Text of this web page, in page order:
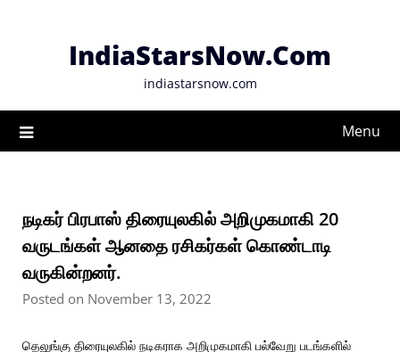
IndiaStarsNow.Com
indiastarsnow.com
Menu
நடிகர் பிரபாஸ் திரையுலகில் அறிமுகமாகி 20
வருடங்கள் ஆனதை ரசிகர்கள் கொண்டாடி
வருகின்றனர்.
Posted on November 13, 2022
தெலுங்கு திரையுலகில் நடிகராக அறிமுகமாகி பல்வேறு படங்களில்